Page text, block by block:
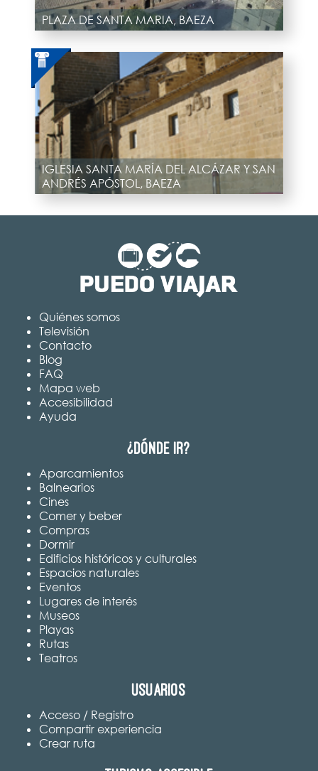
PLAZA DE SANTA MARIA, BAEZA
IGLESIA SANTA MARÍA DEL ALCÁZAR Y SAN
ANDRÉS APÓSTOL, BAEZA
Quiénes somos
Televisión
Contacto
Blog
FAQ
Mapa web
Accesibilidad
Ayuda
¿Dónde ir?
Aparcamientos
Balnearios
Cines
Comer y beber
Compras
Dormir
Edificios históricos y culturales
Espacios naturales
Eventos
Lugares de interés
Museos
Playas
Rutas
Teatros
Usuarios
Acceso / Registro
Compartir experiencia
Crear ruta